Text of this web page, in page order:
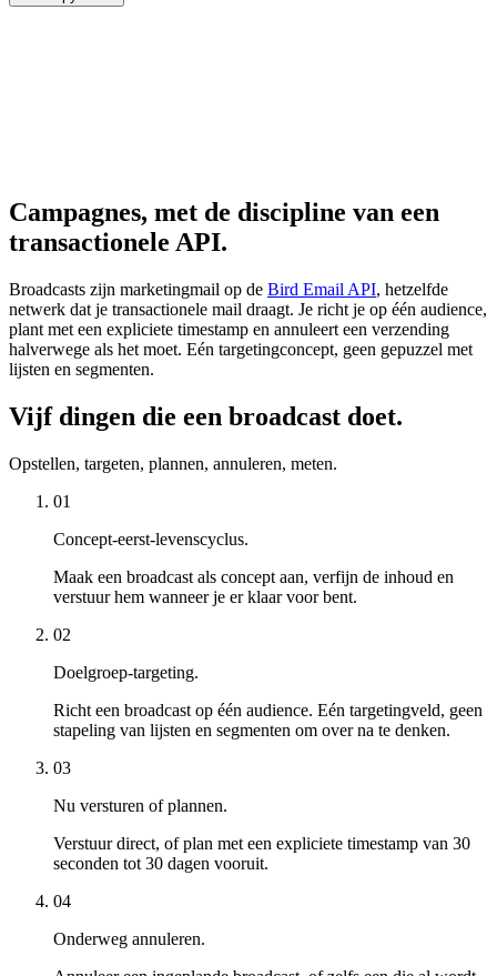
Campagnes, met de discipline van een
transactionele API.
Broadcasts zijn marketingmail op de Bird Email API, hetzelfde
netwerk dat je transactionele mail draagt. Je richt je op één audience,
plant met een expliciete timestamp en annuleert een verzending
halverwege als het moet. Eén targetingconcept, geen gepuzzel met
lijsten en segmenten.
Vijf dingen die een broadcast doet.
Opstellen, targeten, plannen, annuleren, meten.
01
Concept-eerst-levenscyclus.
Maak een broadcast als concept aan, verfijn de inhoud en
verstuur hem wanneer je er klaar voor bent.
02
Doelgroep-targeting.
Richt een broadcast op één audience. Eén targetingveld, geen
stapeling van lijsten en segmenten om over na te denken.
03
Nu versturen of plannen.
Verstuur direct, of plan met een expliciete timestamp van 30
seconden tot 30 dagen vooruit.
04
Onderweg annuleren.